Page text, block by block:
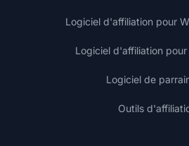
Logiciel d'affiliation pour
Logiciel d'affiliation pour
Logiciel de
Outils